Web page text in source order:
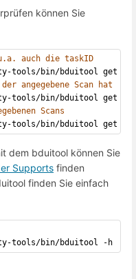
können Sie
auch die taskID
tools/bin/bduitool get
angegebene Scan hat
tools/bin/bduitool get
Scans
tools/bin/bduitool get
dem bduitool können Sie
Supports finden
finden Sie einfach
tools/bin/bduitool -h